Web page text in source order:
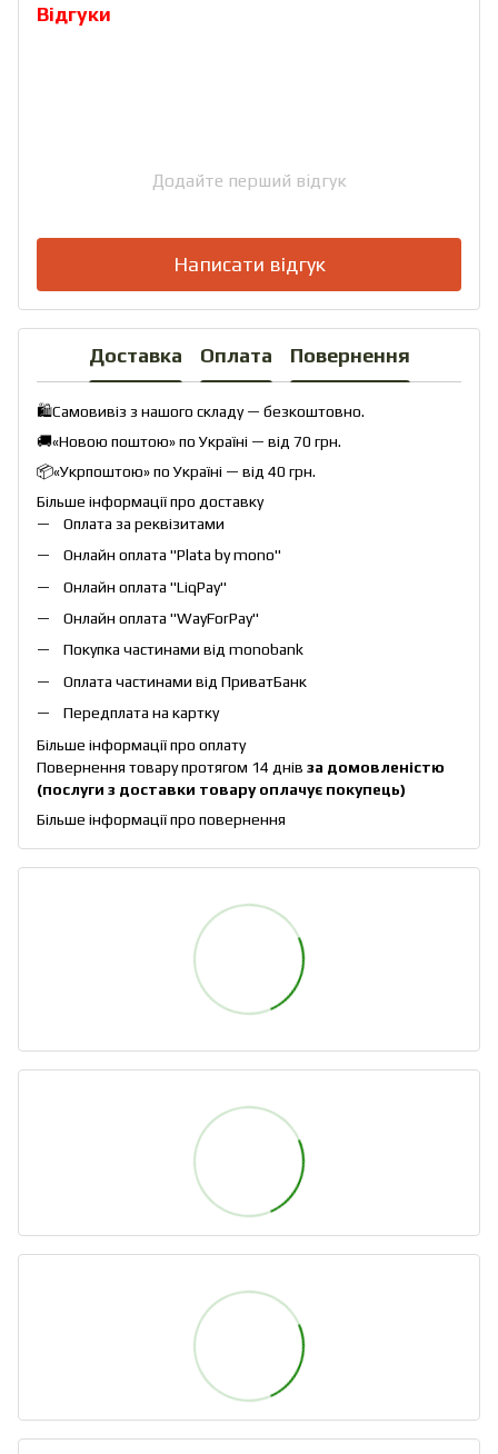
Відгуки
Додайте перший відгук
Написати відгук
Доставка Оплата Повернення
🛍️Самовивіз з нашого складу — безкоштовно.
🚚«Новою поштою» по Україні — від 70 грн.
📦«Укрпоштою» по Україні — від 40 грн.
Більше інформації про доставку
Оплата за реквізитами
Онлайн оплата "Plata by mono"
Онлайн оплата "LiqPay"
Онлайн оплата "WayForPay"
Покупка частинами від monobank
Оплата частинами від ПриватБанк
Передплата на картку
Більше інформації про оплату
Повернення товару протягом 14 днів за домовленістю
(послуги з доставки товару оплачує покупець)
Більше інформації про повернення